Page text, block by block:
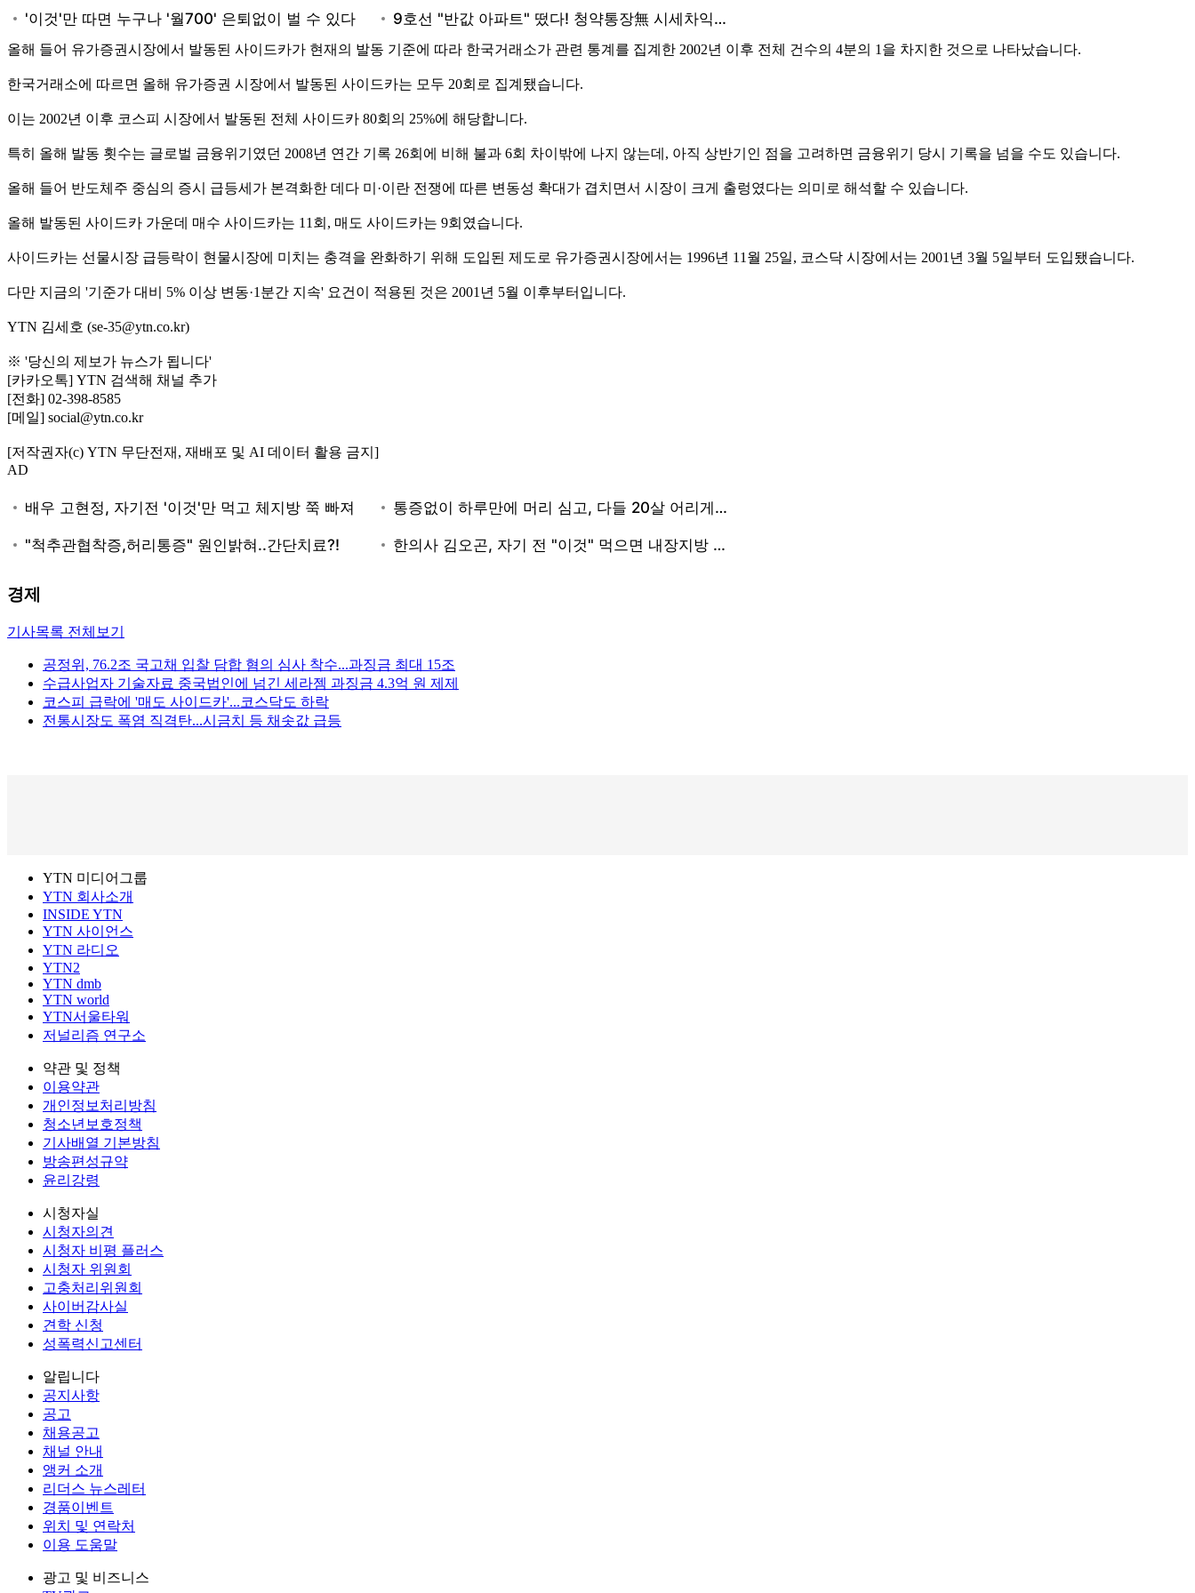
올해 들어 유가증권시장에서 발동된 사이드카가 현재의 발동 기준에 따라 한국거래소가 관련 통계를 집계한 2002년 이후 전체 건수의 4분의 1을 차지한 것으로 나타났습니다.
한국거래소에 따르면 올해 유가증권 시장에서 발동된 사이드카는 모두 20회로 집계됐습니다.
이는 2002년 이후 코스피 시장에서 발동된 전체 사이드카 80회의 25%에 해당합니다.
특히 올해 발동 횟수는 글로벌 금융위기였던 2008년 연간 기록 26회에 비해 불과 6회 차이밖에 나지 않는데, 아직 상반기인 점을 고려하면 금융위기 당시 기록을 넘을 수도 있습니다.
올해 들어 반도체주 중심의 증시 급등세가 본격화한 데다 미·이란 전쟁에 따른 변동성 확대가 겹치면서 시장이 크게 출렁였다는 의미로 해석할 수 있습니다.
올해 발동된 사이드카 가운데 매수 사이드카는 11회, 매도 사이드카는 9회였습니다.
사이드카는 선물시장 급등락이 현물시장에 미치는 충격을 완화하기 위해 도입된 제도로 유가증권시장에서는 1996년 11월 25일, 코스닥 시장에서는 2001년 3월 5일부터 도입됐습니다.
다만 지금의 '기준가 대비 5% 이상 변동·1분간 지속' 요건이 적용된 것은 2001년 5월 이후부터입니다.
YTN 김세호 (se-35@ytn.co.kr)
※ '당신의 제보가 뉴스가 됩니다'
[카카오톡] YTN 검색해 채널 추가
[전화] 02-398-8585
[메일] social@ytn.co.kr
[저작권자(c) YTN 무단전재, 재배포 및 AI 데이터 활용 금지]
AD
경제
기사목록 전체보기
공정위, 76.2조 국고채 입찰 담합 혐의 심사 착수...과징금 최대 15조
수급사업자 기술자료 중국법인에 넘긴 세라젬 과징금 4.3억 원 제제
코스피 급락에 '매도 사이드카'...코스닥도 하락
전통시장도 폭염 직격탄...시금치 등 채솟값 급등
YTN 미디어그룹
YTN 회사소개
INSIDE YTN
YTN 사이언스
YTN 라디오
YTN2
YTN dmb
YTN world
YTN서울타워
저널리즘 연구소
약관 및 정책
이용약관
개인정보처리방침
청소년보호정책
기사배열 기본방침
방송편성규약
윤리강령
시청자실
시청자의견
시청자 비평 플러스
시청자 위원회
고충처리위원회
사이버감사실
견학 신청
성폭력신고센터
알립니다
공지사항
공고
채용공고
채널 안내
앵커 소개
리더스 뉴스레터
경품이벤트
위치 및 연락처
이용 도움말
광고 및 비즈니스